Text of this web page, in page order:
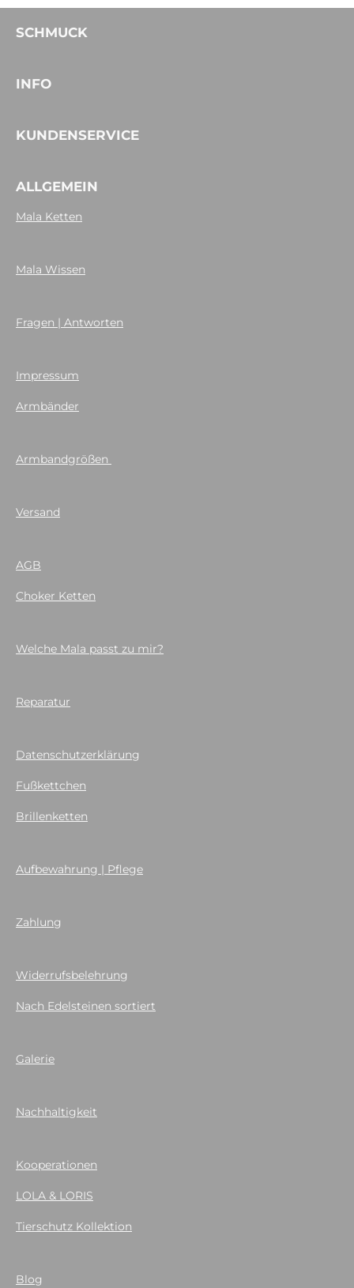
SCHMUCK
INFO
KUNDENSERVICE
ALLGEMEIN
Mala Ketten
Mala Wissen
Fragen | Antworten
Impressum
Armbänder
Armbandgrößen
Versand
AGB
Choker Ketten
Welche Mala passt zu mir?
Reparatur
Datenschutzerklärung
Fußkettchen
Brillenketten
Aufbewahrung | Pflege
Zahlung
Widerrufsbelehrung
Nach Edelsteinen sortiert
Galerie
Nachhaltigkeit
Kooperationen
LOLA & LORIS
Tierschutz Kollektion
Blog